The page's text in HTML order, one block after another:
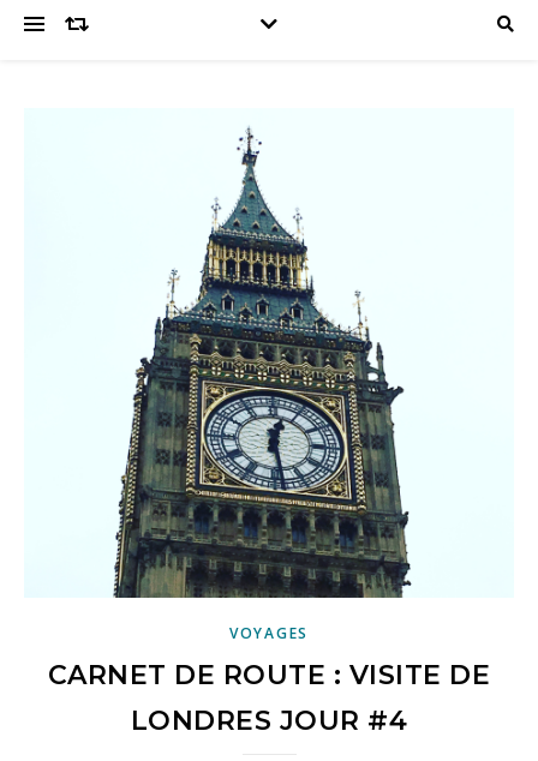
VOYAGES
CARNET DE ROUTE : VISITE DE
LONDRES JOUR #4